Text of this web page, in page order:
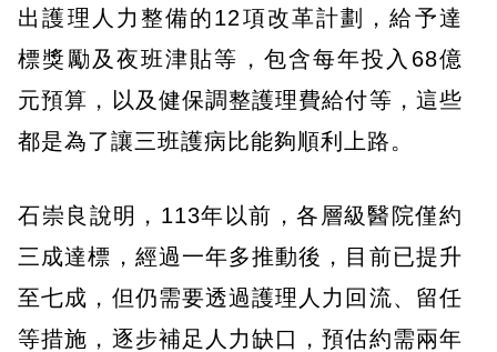
出護理人力整備的12項改革計劃，給予達
標獎勵及夜班津貼等，包含每年投入68億
元預算，以及健保調整護理費給付等，這些
都是為了讓三班護病比能夠順利上路。
石崇良說明，113年以前，各層級醫院僅約
三成達標，經過一年多推動後，目前已提升
至七成，但仍需要透過護理人力回流、留任
等措施，逐步補足人力缺口，預估約需兩年